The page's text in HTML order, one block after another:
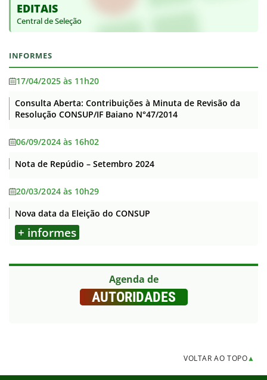
EDITAIS
Central de Seleção
INFORMES
17/04/2025 às 11h20
Consulta Aberta: Contribuições à Minuta de Revisão da
Resolução CONSUP/IF Baiano N°47/2014
06/09/2024 às 16h02
Nota de Repúdio – Setembro 2024
20/03/2024 às 10h29
Nova data da Eleição do CONSUP
+ informes
Agenda de
AUTORIDADES
VOLTAR AO TOPO▲